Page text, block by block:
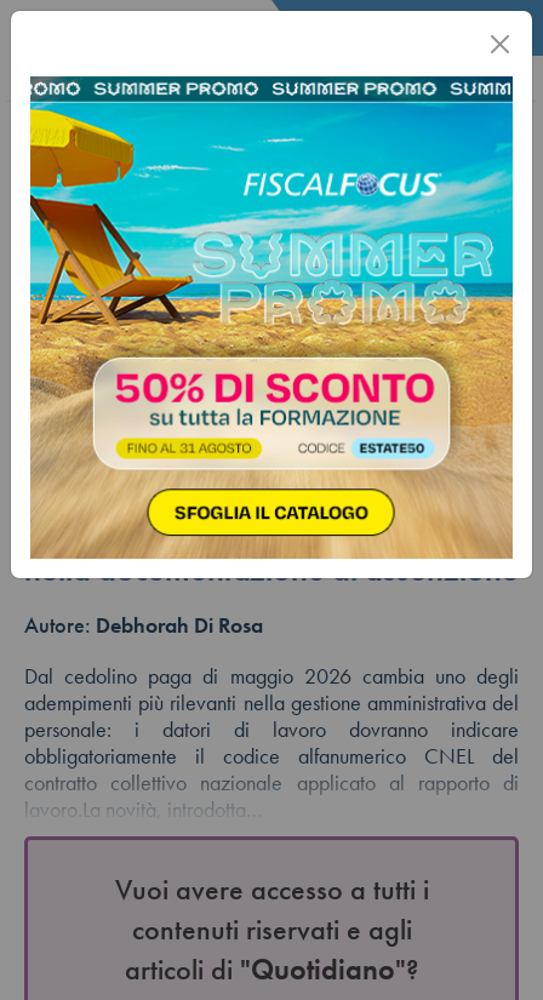
Home Quotidiano Il Quotidiano Articoli Lavoro
25 maggio 2026
Categorie: Previdenza e lavoro > CCNL
Nella busta paga di maggio
debutta il codice CNEL del CCNL
applicato: cosa cambia
Il D.L. n. 62/2026 modifica la legge
sul prospetto paga e impone
l’indicazione del codice
alfanumerico CNEL nel cedolino e
nella documentazione di assunzione
Autore: Debhorah Di Rosa
Dal cedolino paga di maggio 2026 cambia uno degli
adempimenti più rilevanti nella gestione amministrativa del
personale: i datori di lavoro dovranno indicare
obbligatoriamente il codice alfanumerico CNEL del
contratto collettivo nazionale applicato al rapporto di
lavoro.La novità, introdotta…
Vuoi avere accesso a tutti i
contenuti riservati e agli
articoli di "Quotidiano"?